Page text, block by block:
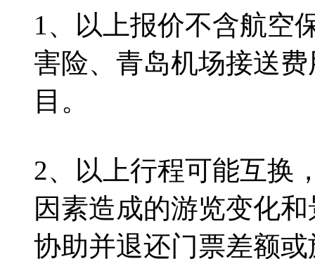
1、以上报价不含航空
害险、青岛机场接送
目。
2、以上行程可能互换
因素造成的游览变化
协助并退还门票差额